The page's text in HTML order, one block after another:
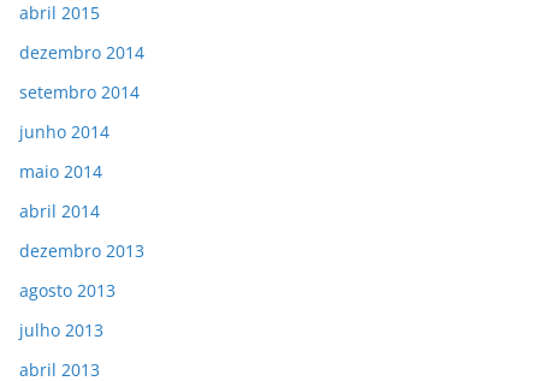
abril 2015
dezembro 2014
setembro 2014
junho 2014
maio 2014
abril 2014
dezembro 2013
agosto 2013
julho 2013
abril 2013